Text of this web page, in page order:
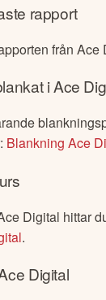
rapport
frånAce
iAce
BlankningAce
Digital hittar
.
Digital